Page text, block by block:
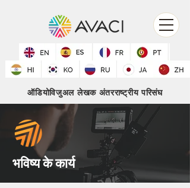
ऑडियोविजुअल लेखक अंतरराष्ट्रीय परिसंघ
भविष्य के कार्य